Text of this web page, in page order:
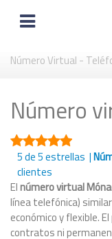
Número Virtual -
Número
5de 5 estrellas |
clientes
Elnúmero virtual
línea telefónica)
económico y flexible.
contratos ni